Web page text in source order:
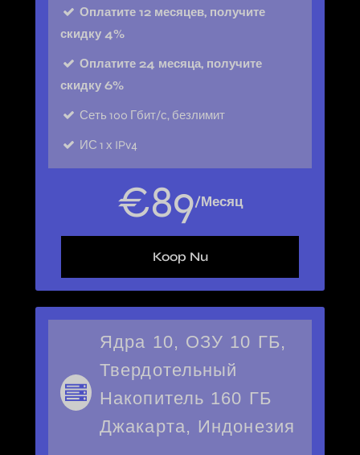
Оплатите 12 месяцев, получите
скидку 4%
Оплатите 24 месяца, получите
скидку 6%
Сеть 100 Гбит/с, безлимит
ИС 1 х IPv4
€89/Месяц
Koop Nu
Ядра 10, ОЗУ 10 ГБ,
Твердотельный
Накопитель 160 ГБ
Джакарта, Индонезия